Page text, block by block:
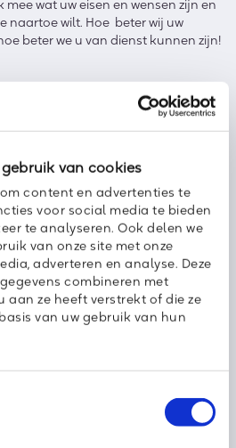
van cookies
content en advertenties te
voor social media te bieden
te analyseren. Ook delen we
van onze site met onze
adverteren en analyse. Deze
combineren met
aan ze heeft verstrekt of die ze
van uw gebruik van hun
wat uw eisen en wensen zijn en
naartoe wilt. Hoe beter wij uw
beter we u van dienst kunnen zijn!
diensten? Neem dan
om binnen uw bedrijf te werken
we graag advies over de beste
veilige, gemakkelijke en snelle
en organisaties moeten kunnen
digitale werkomgeving. Een
aanpast aan de wensen